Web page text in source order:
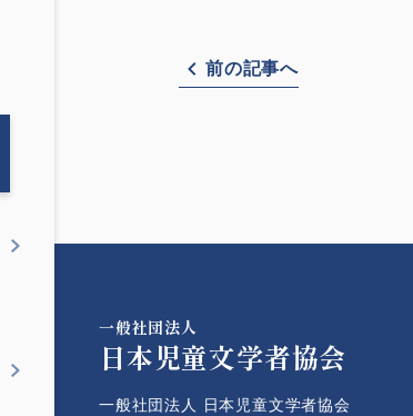
前の記事へ
一般社団法人
日本児童文学者協会
一般社団法人 日本児童文学者協会